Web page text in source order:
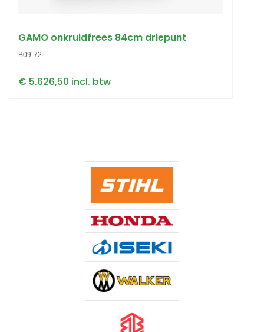
GAMO onkruidfrees 84cm driepunt
B09-72
€ 5.626,50 incl. btw